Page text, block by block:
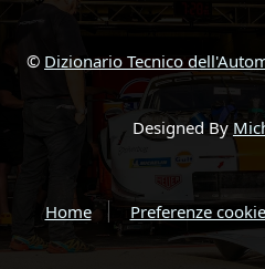
© Dizionario Tecnico
Designed By
Home Preferenze cookie